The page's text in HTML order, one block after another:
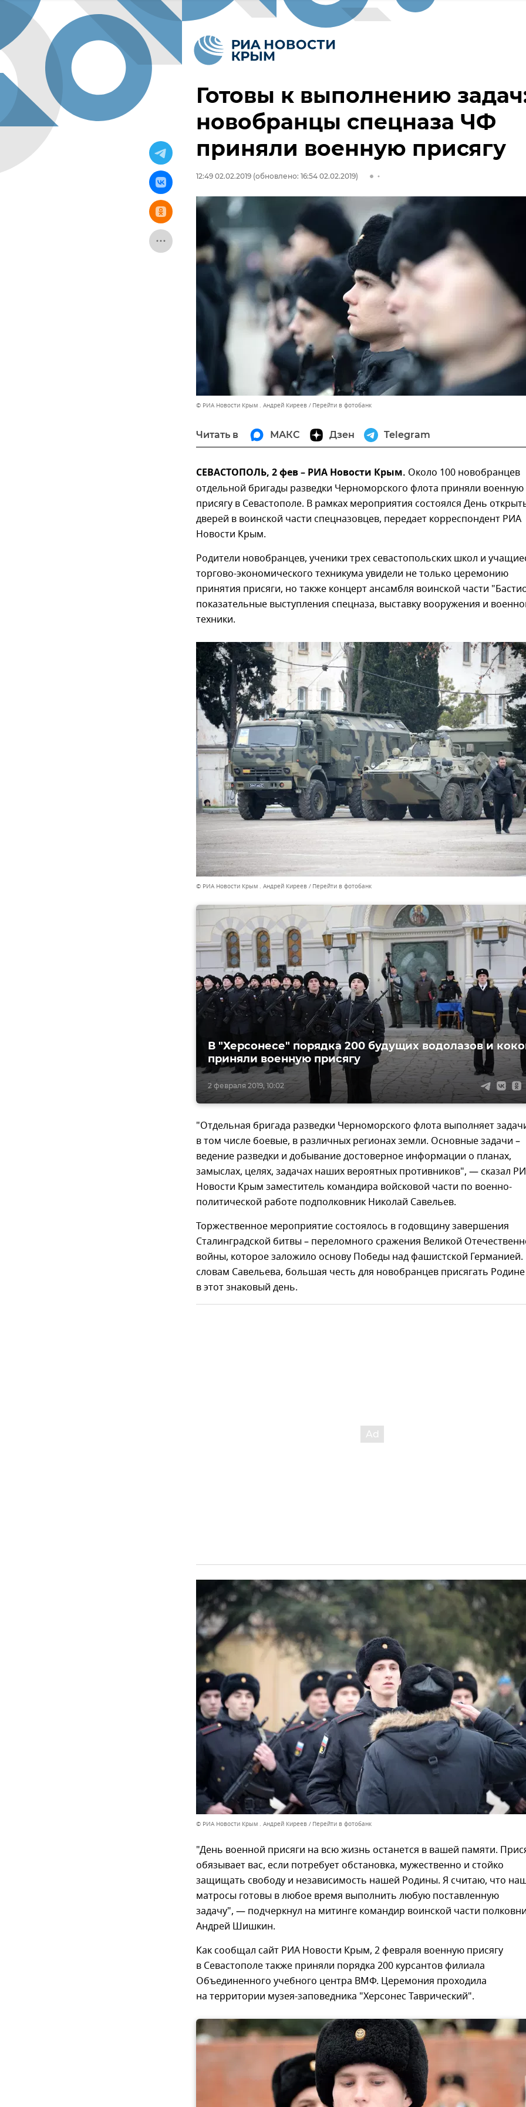
Готовы к выполнению
новобранцы спецназа ЧФ
приняли военную присягу
12:49 02.02.2019 (обновлено: 16:54 02.02.2019)
© РИА Новости Крым . Андрей Киреев Перейти в фотобанк
Читать в МАКС Дзен Telegram
СЕВАСТОПОЛЬ, 2 фев – РИА Новости Крым. Около 100 новобранцев
отдельной бригады разведки Черноморского флота приняли военную
присягу в Севастополе. В рамках мероприятия состоялся День
дверей в воинской части спецназовцев, передает корреспондент РИА
Новости Крым.
Родители новобранцев, ученики трех севастопольских школ и
торгово-экономического техникума увидели не только церемонию
принятия присяги, но также концерт ансамбля воинской части
показательные выступления спецназа, выставку вооружения и
техники.
© РИА Новости Крым . Андрей Киреев Перейти в фотобанк
2 февраля 2019, 10:02
В "Херсонесе" порядка 200 будущих водолазов и
приняли военную присягу
"Отдельная бригада разведки Черноморского флота выполняет
в том числе боевые, в различных регионах земли. Основные задачи –
ведение разведки и добывание достоверное информации о планах,
замыслах, целях, задачах наших вероятных противников", — сказал
Новости Крым заместитель командира войсковой части по военно-
политической работе подполковник Николай Савельев.
Торжественное мероприятие состоялось в годовщину завершения
Сталинградской битвы – переломного сражения Великой
войны, которое заложило основу Победы над фашистской
словам Савельева, большая честь для новобранцев присягать Родине
в этот знаковый день.
© РИА Новости Крым . Андрей Киреев Перейти в фотобанк
"День военной присяги на всю жизнь останется в вашей памяти.
обязывает вас, если потребует обстановка, мужественно и стойко
защищать свободу и независимость нашей Родины. Я считаю, что
матросы готовы в любое время выполнить любую поставленную
задачу", — подчеркнул на митинге командир воинской части
Андрей Шишкин.
Как сообщал сайт РИА Новости Крым, 2 февраля военную присягу
в Севастополе также приняли порядка 200 курсантов филиала
Объединенного учебного центра ВМФ. Церемония проходила
на территории музея-заповедника "Херсонес Таврический".